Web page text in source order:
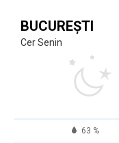
BUCUREȘTI
Cer Senin
63 %